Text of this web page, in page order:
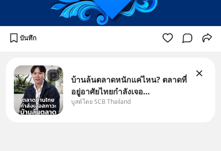
บันทึก
บ้านล้นตลาดหนักแค่ไหน? ตลาดที่
อยู่อาศัยไทยกำลังเจอ
Oversupply หนักกว่าที่คิด และ
บูสต์โดย SCB Thailand